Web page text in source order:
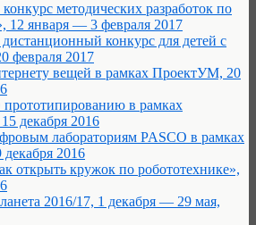
методических разработок по
12 января — 3 февраля 2017
конкурс для детей с
февраля 2017
вещей в рамках ПроектУМ, 20
в рамках
декабря 2016
лабораториям PASCO в рамках
2016
открыть кружок по робототехнике»,
2016/17, 1 декабря — 29 мая,